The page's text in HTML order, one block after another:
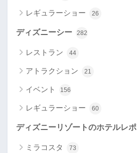
レギュラーショー 26
ディズニーシー 282
レストラン 44
アトラクション 21
イベント 156
レギュラーショー 60
ディズニーリゾートのホテルレポ
ミラコスタ 73